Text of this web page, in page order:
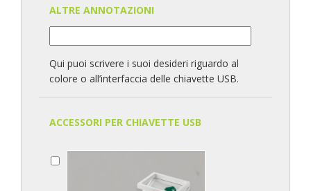
ALTRE ANNOTAZIONI
Qui puoi scrivere i suoi desideri riguardo al
colore o all’interfaccia delle chiavette USB.
ACCESSORI PER CHIAVETTE USB